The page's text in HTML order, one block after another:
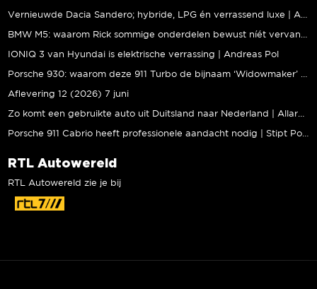
IONIQ 3 van Hyundai is elektrische verrassing | Andreas Pol
Aflevering 12 (2026) 7 juni
RTL Autowereld
RTL Autowereld zie je bij